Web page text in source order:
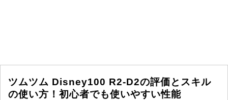
ツムツム Disney100 R2-D2の評価とスキル
の使い方！初心者でも使いやすい性能